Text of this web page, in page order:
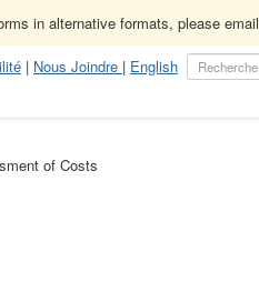
in alternative formats, please email
| Nous Joindre | English
de procédure civile (obsolète)
of Costs